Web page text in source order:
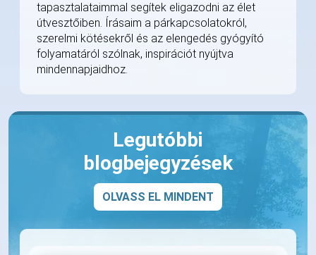
tapasztalataimmal segítek eligazodni az élet
útvesztőiben. Írásaim a párkapcsolatokról,
szerelmi kötésekről és az elengedés gyógyító
folyamatáról szólnak, inspirációt nyújtva
mindennapjaidhoz.
Legutóbbi
blogbejegyzések
OLVASS EL MINDENT